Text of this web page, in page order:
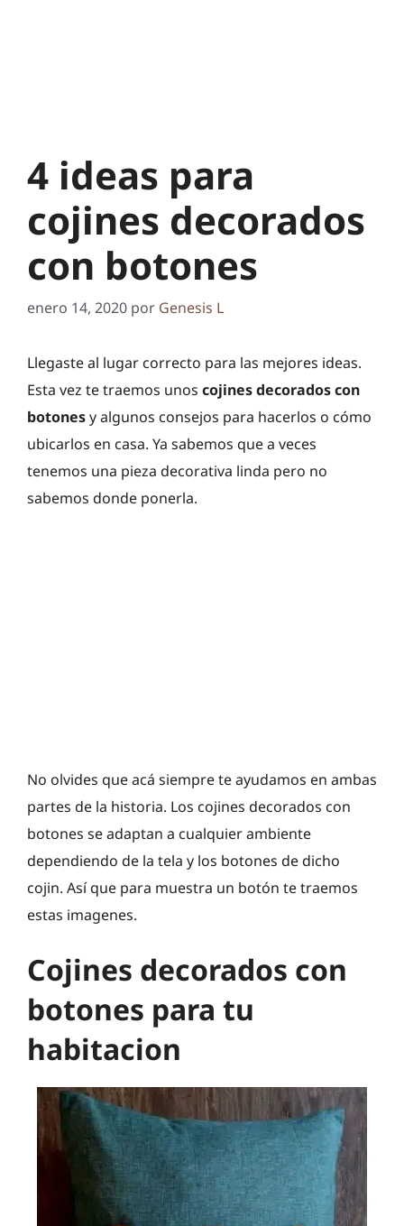
4 ideas para
cojines decorados
con botones
enero 14, 2020 por Genesis L
Llegaste al lugar correcto para las mejores ideas.
Esta vez te traemos unos cojines decorados con
botonesy algunos consejos para hacerlos o cómo
ubicarlos en casa. Ya sabemos que a veces
tenemos una pieza decorativa linda pero no
sabemos donde ponerla.
No olvides que acá siempre te ayudamos en ambas
partes de la historia. Los cojines decorados con
botones se adaptan a cualquier ambiente
dependiendo de la tela y los botones de dicho
cojin. Así que para muestra un botón te traemos
estas imagenes.
Cojines decorados con
botones para tu
habitacion